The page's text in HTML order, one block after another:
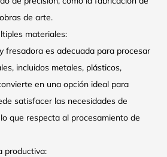
de arte.
materiales:
fresadora es adecuada para procesar
incluidos metales, plásticos,
en una opción ideal para
satisfacer las necesidades de
que respecta al procesamiento de
productiva: